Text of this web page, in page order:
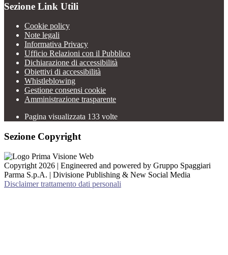
Sezione Link Utili
Cookie policy
Note legali
Informativa Privacy
Ufficio Relazioni con il Pubblico
Dichiarazione di accessibilità
Obiettivi di accessibilità
Whistleblowing
Gestione consensi cookie
Amministrazione trasparente
Pagina visualizzata 133 volte
Sezione Copyright
Copyright 2026 | Engineered and powered by Gruppo Spaggiari
Parma S.p.A. | Divisione Publishing & New Social Media
Disclaimer trattamento dati personali